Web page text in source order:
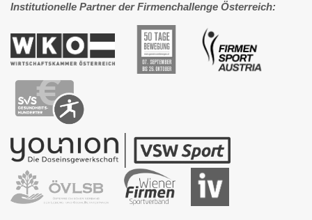
Institutionelle Partner der Firmenchallenge Österreich: